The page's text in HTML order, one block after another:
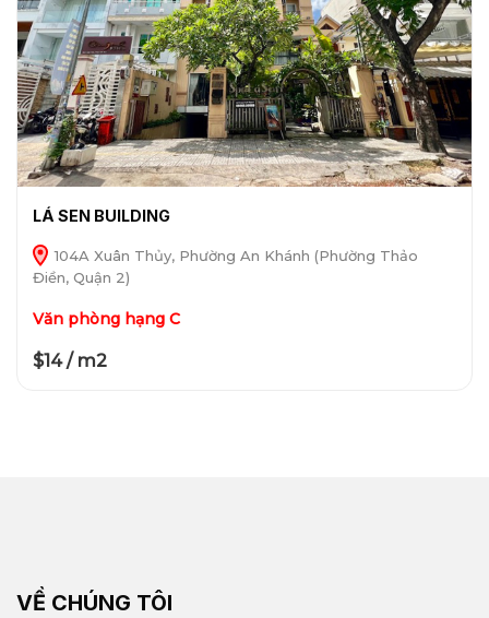
LÁ SEN BUILDING
104A Xuân Thủy, Phường An Khánh (Phường Thảo
Điền, Quận 2)
Văn phòng hạng C
$14 / m2
VỀ CHÚNG TÔI